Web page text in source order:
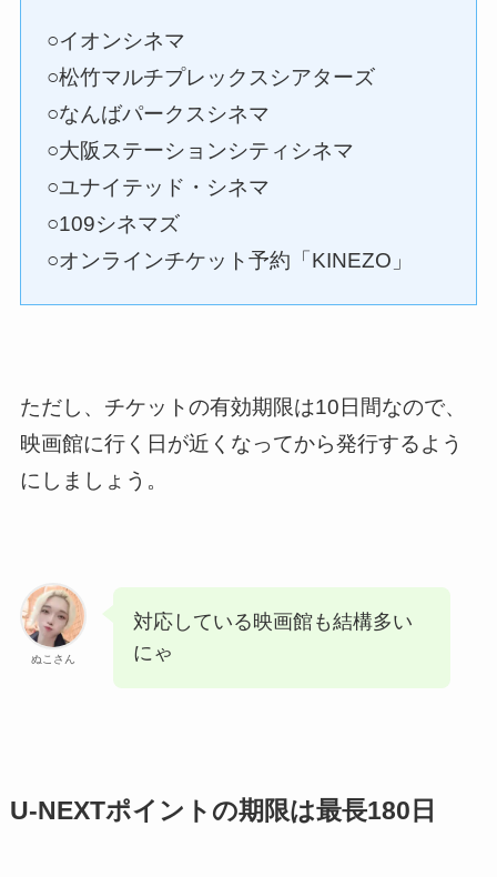
○イオンシネマ
○松竹マルチプレックスシアターズ
○なんばパークスシネマ
○大阪ステーションシティシネマ
○ユナイテッド・シネマ
○109シネマズ
○オンラインチケット予約「KINEZO」
ただし、チケットの有効期限は10日間なので、
映画館に行く日が近くなってから発行するよう
にしましょう。
ぬこさん
対応している映画館も結構多い
にゃ
U-NEXTポイントの期限は最長180日